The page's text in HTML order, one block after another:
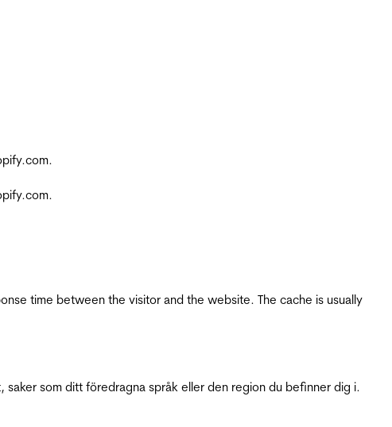
time between the visitor and the website. The cache is usually
som ditt föredragna språk eller den region du befinner dig i.